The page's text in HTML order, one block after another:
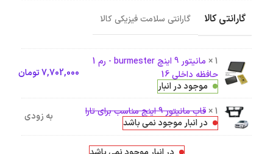
گارانتی کالا گارانتی سلامت فیزیکی کالا
1 ×
مانیتور 9 اینچ burmester - رم 1
حافظه داخلی 16
موجود در انبار
7,702,000تومان
1 ×
قاب مانیتور 9 اینچ مناسب برای تارا
در انبار موجود نمی باشد
به زودی